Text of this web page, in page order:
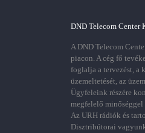
DND Telecom Center
A DND Telecom
piacon. A cég fő
foglalja a tervezést, a
üzemeltetését, az
Ügyfeleink részére
megfelelő minőséggel
Az URH rádiók és
Disztribútorai